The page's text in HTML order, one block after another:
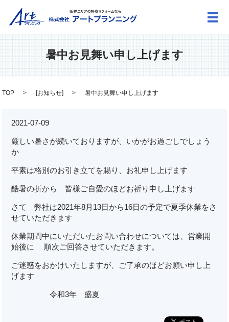
メ
暑中お見舞い申し上げます
TOP [お知らせ] 暑中お見舞い申し上げます
2021-07-09
厳しい暑さが続いておりますが、いかがお過ごしでしょう
か
平素は格別のお引き立てを賜り、お礼申し上げます
酷暑の折から 皆様ご自愛のほどお祈り申し上げます
さて 弊社は2021年8月13日から16日の予定で夏季休業をさ
せていただきます
休業期間中にいただいたお問い合わせについては、営業開
始後に 順次ご回答させていただきます。
ご迷惑をおかけいたしますが、ご了承のほどお願い申し上
げます
令和3年 盛夏